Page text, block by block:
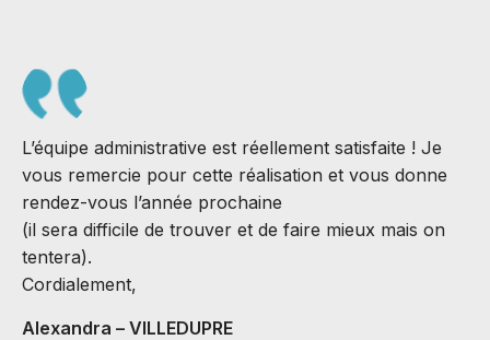
L’équipe administrative est réellement satisfaite ! Je
vous remercie pour cette réalisation et vous donne
rendez-vous l’année prochaine
(il sera difficile de trouver et de faire mieux mais on
tentera).
Cordialement,
Alexandra – VILLEDUPRE